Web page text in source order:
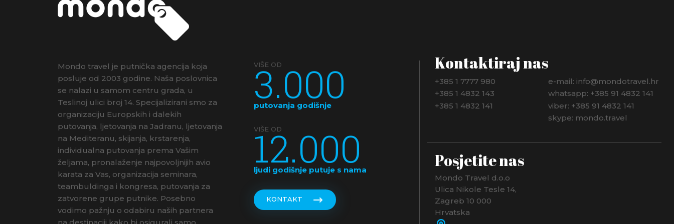
Mondo travel je putnička agencija koja
posluje od 2003 godine. Naša poslovnica
se nalazi u samom centru grada, u
Teslinoj ulici broj 14. Specijalizirani smo za
organizaciju Europskih i dalekih
putovanja, ljetovanja na Jadranu, ljetovanja
na Mediteranu, skijanja, krstarenja,
individualna putovanja prema Vašim
željama, pronalaženje najpovoljnijih avio
karata za Vas, organizacija seminara,
teambuldinga i kongresa, putovanja za
zatvorene grupe putnike. Posebno
vodimo pažnju o odabiru naših partnera
VIŠE OD
3.000
putovanja godišnje
VIŠE OD
12.000
ljudi godišnje putuje s nama
KONTAKT
Kontaktiraj nas
+385 1 7777 980
+385 1 4832 143
+385 1 4832 141
e-mail: info@mondotravel.hr
whatsapp: +385 91 4832 141
viber: +385 91 4832 141
skype: mondo.travel
Posjetite nas
Mondo Travel d.o.o
Ulica Nikole Tesle 14,
Zagreb 10 000
Hrvatska